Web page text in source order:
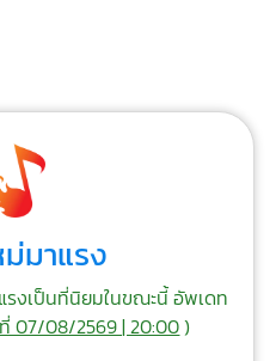
มาแรง
รงเป็นที่นิยมในขณะนี้ อัพเดท
07/08/2569 | 20:00)